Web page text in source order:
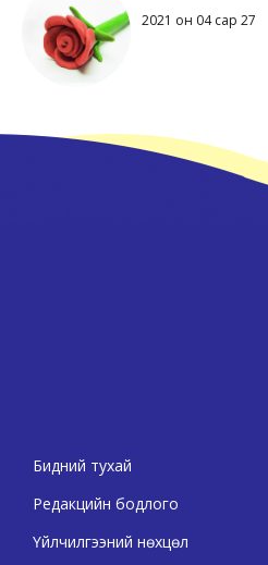
2021 он 04 сар 27
Бидний тухай
Редакцийн бодлого
Үйлчилгээний нөхцөл